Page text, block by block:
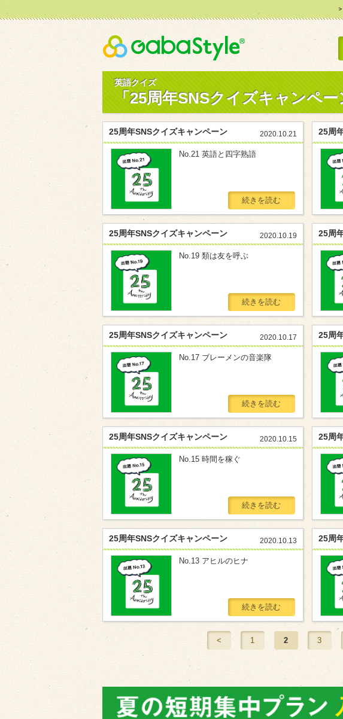
Gaba Style 無料で英語学習
英語クイズ
「25周年SNSクイズキャンペ
25周年SNSクイズキャンペーン 2020.10.21
No.21 英語と四字熟語
続きを読む
25周
25周年SNSクイズキャンペーン 2020.10.19
No.19 類は友を呼ぶ
続きを読む
25周
25周年SNSクイズキャンペーン 2020.10.17
No.17 ブレーメンの音楽隊
続きを読む
25周
25周年SNSクイズキャンペーン 2020.10.15
No.15 時間を稼ぐ
続きを読む
25周
25周年SNSクイズキャンペーン 2020.10.13
No.13 アヒルのヒナ
続きを読む
25周
< 1 2 3